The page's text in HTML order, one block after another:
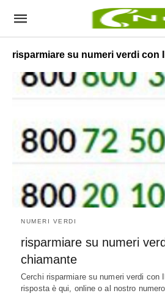
risparmiare su numeri verdi con
NUMERI VERDI
risparmiare su numeri
chiamante
Cerchi risparmiare su numeri verdi con
risposta è qui, online o al nostro